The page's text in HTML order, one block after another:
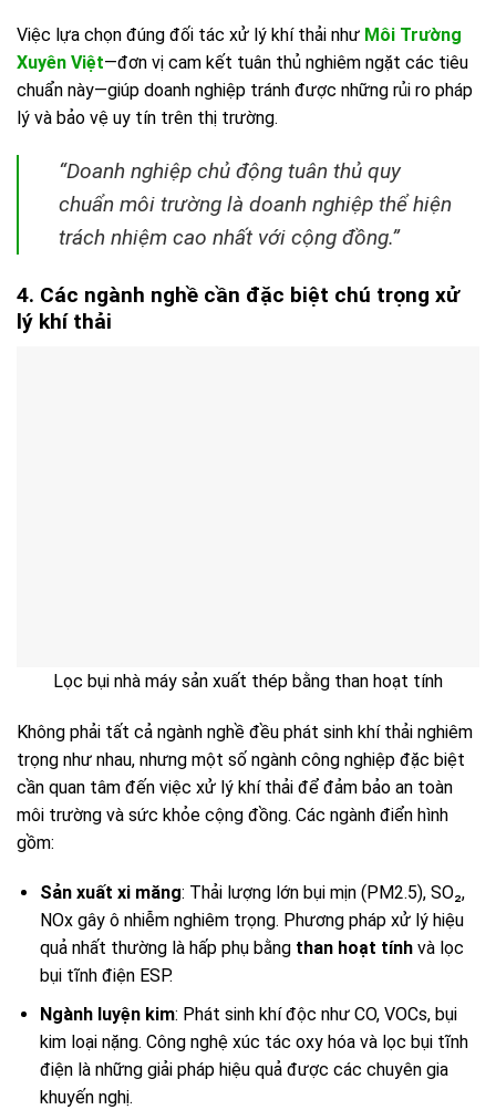
Việc lựa chọn đúng đối tác xử lý khí thải như Môi Trường
Xuyên Việt—đơn vị cam kết tuân thủ nghiêm ngặt các tiêu
chuẩn này—giúp doanh nghiệp tránh được những rủi ro pháp
lý và bảo vệ uy tín trên thị trường.
“Doanh nghiệp chủ động tuân thủ quy
chuẩn môi trường là doanh nghiệp thể hiện
trách nhiệm cao nhất với cộng đồng.”
4. Các ngành nghề cần đặc biệt chú trọng xử
lý khí thải
Lọc bụi nhà máy sản xuất thép bằng than hoạt tính
Không phải tất cả ngành nghề đều phát sinh khí thải nghiêm
trọng như nhau, nhưng một số ngành công nghiệp đặc biệt
cần quan tâm đến việc xử lý khí thải để đảm bảo an toàn
môi trường và sức khỏe cộng đồng. Các ngành điển hình
gồm:
Sản xuất xi măng: Thải lượng lớn bụi mịn (PM2.5), SO₂,
NOx gây ô nhiễm nghiêm trọng. Phương pháp xử lý hiệu
quả nhất thường là hấp phụ bằng than hoạt tínhvà lọc
bụi tĩnh điện ESP.
Ngành luyện kim: Phát sinh khí độc như CO, VOCs, bụi
kim loại nặng. Công nghệ xúc tác oxy hóa và lọc bụi tĩnh
điện là những giải pháp hiệu quả được các chuyên gia
khuyến nghị.